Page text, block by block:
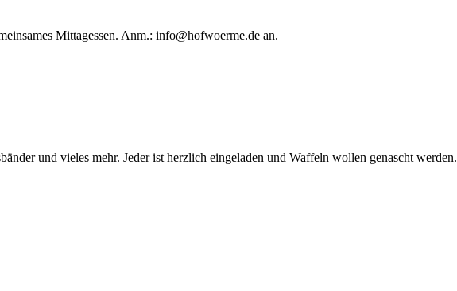
Mittagessen. Anm.: info@hofwoerme.de an.
und vieles mehr. Jeder ist herzlich eingeladen und Waffeln wollen genascht werden.